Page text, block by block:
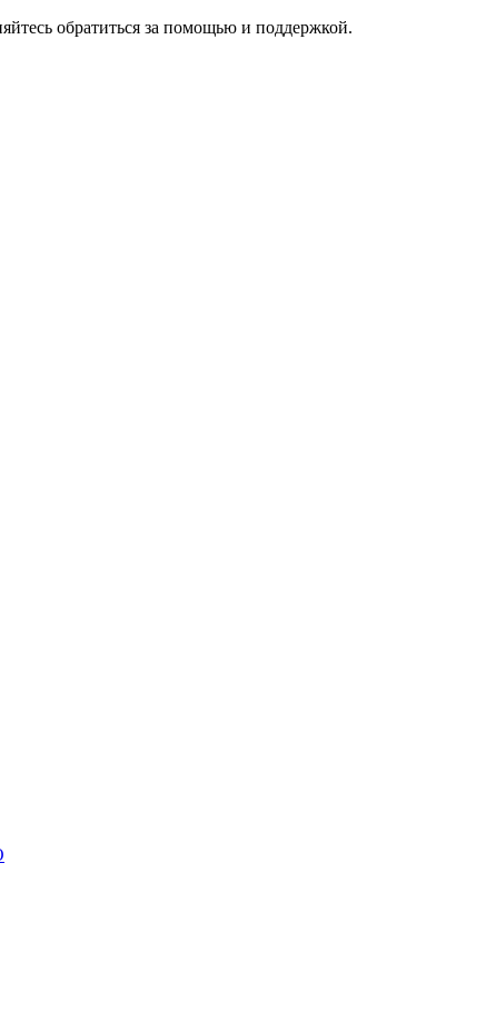
обратиться за помощью и поддержкой.